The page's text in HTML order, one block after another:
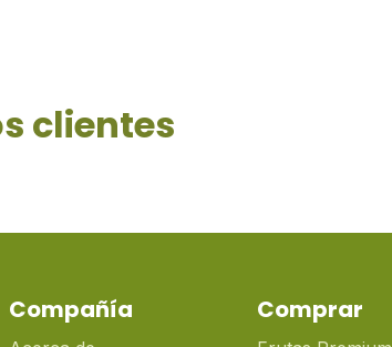
clientes
Compañía Comprar